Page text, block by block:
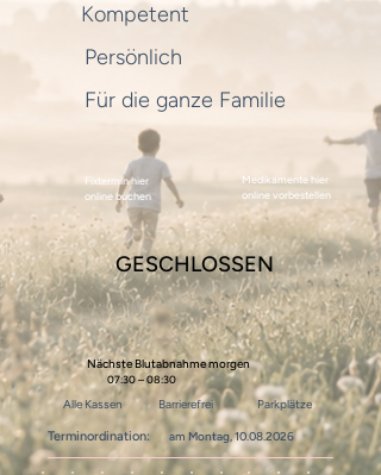
Kompetent
Persönlich
Für die ganze Familie
Fixtermin hier
online buchen
Medikamente hier
online vorbestellen
GESCHLOSSEN
Nächste Blutabnahme morgen
07:30 – 08:30
Alle Kassen Barrierefrei Parkplätze
Terminordination: am Montag,10.08.2026